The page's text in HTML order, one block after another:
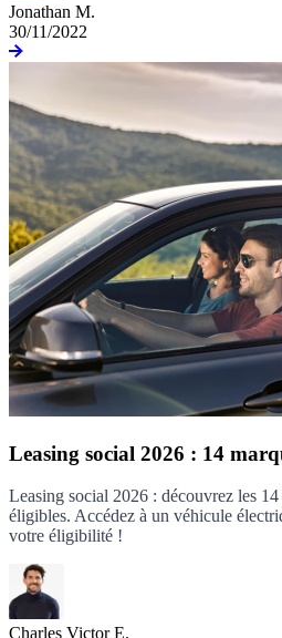
Jonathan M.
30/11/2022
Leasing social 2026 : 14
Leasing social 2026 : découvrez les
éligibles. Accédez à un véhicule
votre éligibilité !
Charles Victor E.